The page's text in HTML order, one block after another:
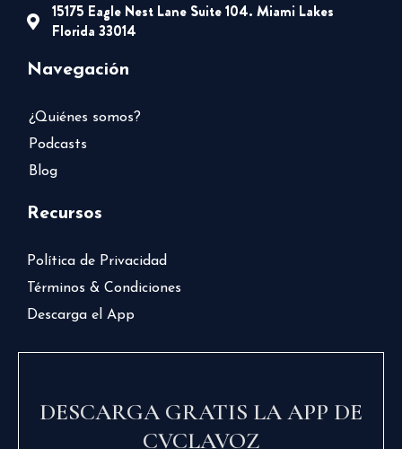
15175 Eagle Nest Lane Suite 104. Miami Lakes
Florida 33014
Navegación
¿Quiénes somos?
Podcasts
Blog
Recursos
Política de Privacidad
Términos & Condiciones
Descarga el App
DESCARGA GRATIS LA APP DE
CVCLAVOZ